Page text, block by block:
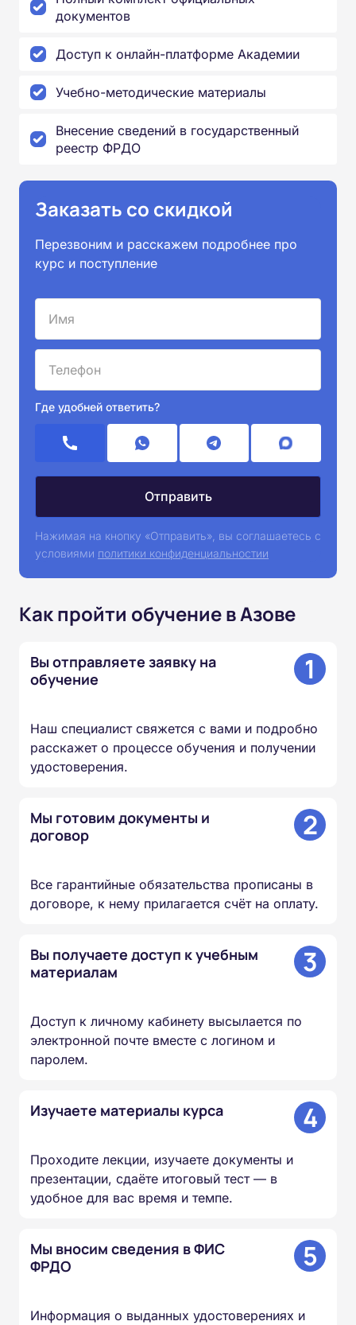
документов
Доступ к онлайн-платформе Академии
Учебно-методические материалы
Внесение сведений в государственный
реестр ФРДО
Заказать со скидкой
Перезвоним и расскажем подробнее про
курс и поступление
Где удобней ответить?
Нажимая на кнопку «Отправить», вы соглашаетесь с
условиями политики конфиденциальностии
Как пройти обучение в Азове
Вы отправляете заявку на
обучение
1
Наш специалист свяжется с вами и подробно
расскажет о процессе обучения и получении
удостоверения.
Мы готовим документы и
договор
2
Все гарантийные обязательства прописаны в
договоре, к нему прилагается счёт на оплату.
Вы получаете доступ к учебным
материалам
3
Доступ к личному кабинету высылается по
электронной почте вместе с логином и
паролем.
Изучаете материалы курса 4
Проходите лекции, изучаете документы и
презентации, сдаёте итоговый тест — в
удобное для вас время и темпе.
Мы вносим сведения в ФИС
ФРДО
5
Информация о выданных удостоверениях и